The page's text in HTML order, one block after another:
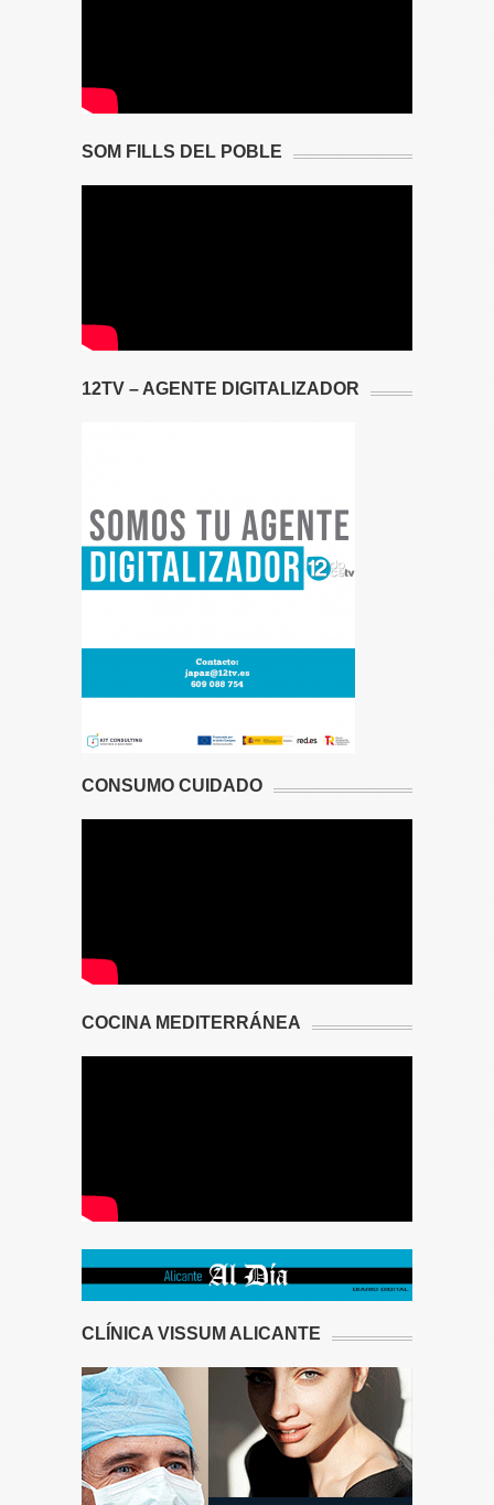
SOM FILLS DEL POBLE
12TV – AGENTE DIGITALIZADOR
CONSUMO CUIDADO
COCINA MEDITERRÁNEA
CLÍNICA VISSUM ALICANTE